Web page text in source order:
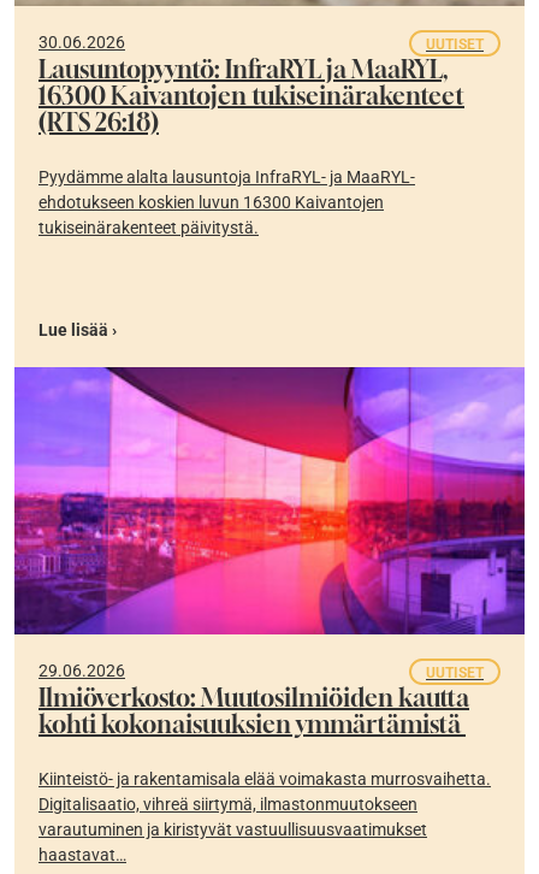
30.06.2026 UUTISET
Lausuntopyyntö: InfraRYL ja MaaRYL,
16300 Kaivantojen tukiseinärakenteet
(RTS 26:18)
Pyydämme alalta lausuntoja InfraRYL- ja MaaRYL-
ehdotukseen koskien luvun 16300 Kaivantojen
tukiseinärakenteet päivitystä.
Lue lisää ›
29.06.2026 UUTISET
Ilmiöverkosto: Muutosilmiöiden kautta
kohti kokonaisuuksien ymmärtämistä
Kiinteistö- ja rakentamisala elää voimakasta murrosvaihetta.
Digitalisaatio, vihreä siirtymä, ilmastonmuutokseen
varautuminen ja kiristyvät vastuullisuusvaatimukset
haastavat…